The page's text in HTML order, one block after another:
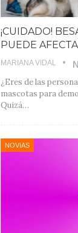
¡CUIDADO!
PUEDE
MARIANA VIDAL
¿Eres de las
mascotas para
Quizá…
NOVIAS